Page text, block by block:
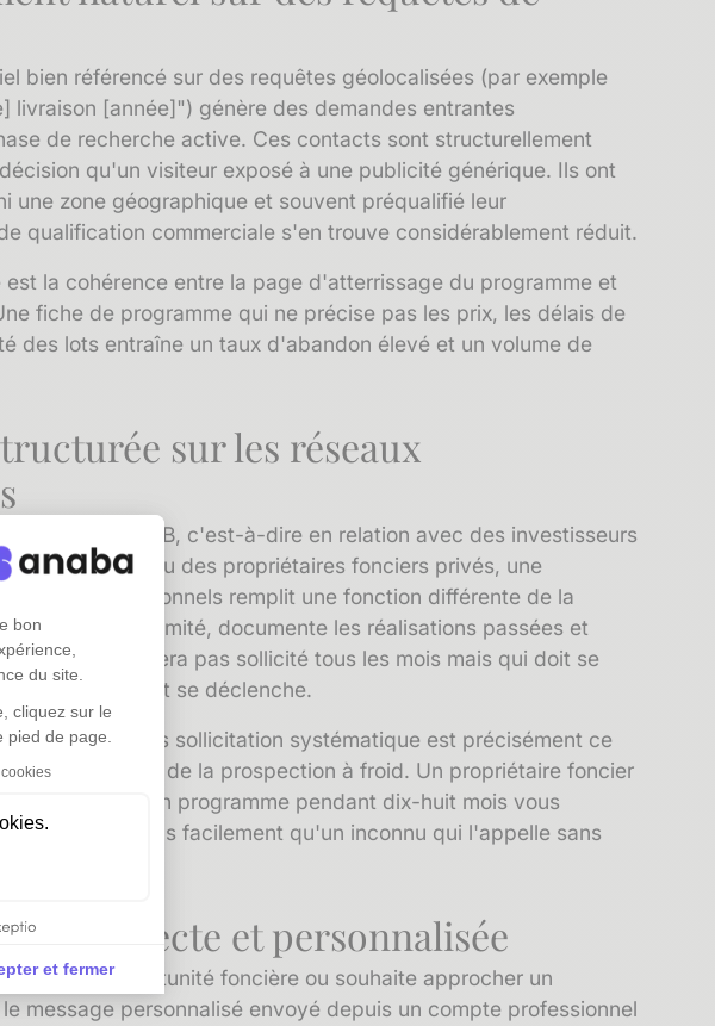
bon
du site.
cliquez sur le
pied de page.
et fermer
: Personnalisez vos Options
bien référencé sur des requêtes géolocalisées (par exemple
livraison [année]") génère des demandes entrantes
de recherche active. Ces contacts sont structurellement
qu'un visiteur exposé à une publicité générique. Ils ont
une zone géographique et souvent préqualifié leur
qualification commerciale s'en trouve considérablement réduit.
la cohérence entre la page d'atterrissage du programme et
fiche de programme qui ne précise pas les prix, les délais de
des lots entraîne un taux d'abandon élevé et un volume de
sur les réseaux
en B2B, c'est-à-dire en relation avec des investisseurs
locales ou des propriétaires fonciers privés, une
professionnels remplit une fonction différente de la
une légitimité, documente les réalisations passées et
qui ne sera pas sollicité tous les mois mais qui doit se
où un projet se déclenche.
régulière sans sollicitation systématique est précisément ce
relationnelle de la prospection à froid. Un propriétaire foncier
la livraison d'un programme pendant dix-huit mois vous
beaucoup plus facilement qu'un inconnu qui l'appelle sans
directe et personnalisée
une opportunité foncière ou souhaite approcher un
message personnalisé envoyé depuis un compte professionnel